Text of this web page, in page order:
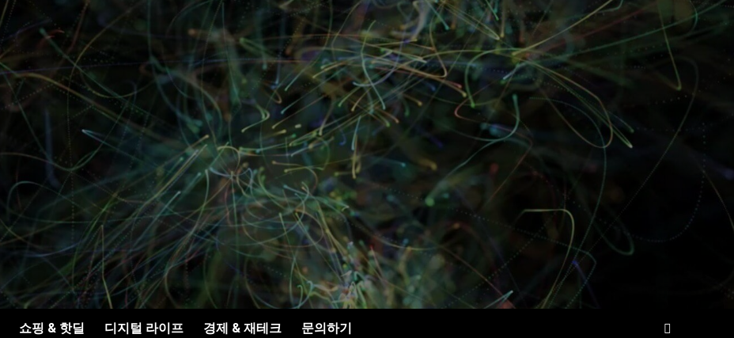
쇼핑 & 핫딜 디지털 라이프 경제 & 재테크 문의하기